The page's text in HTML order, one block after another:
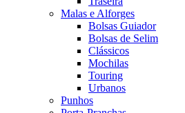
Malas e Alforges
Bolsas Guiador
Bolsas de Selim
Clássicos
Mochilas
Touring
Urbanos
Punhos